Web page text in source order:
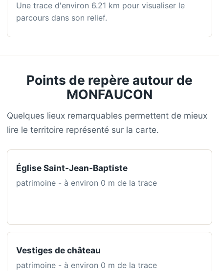
Une trace d'environ 6.21 km pour visualiser le
parcours dans son relief.
Points de repère autour de
MONFAUCON
Quelques lieux remarquables permettent de mieux
lire le territoire représenté sur la carte.
Église Saint‑Jean‑Baptiste
patrimoine - à environ 0 m de la trace
Vestiges de château
patrimoine - à environ 0 m de la trace